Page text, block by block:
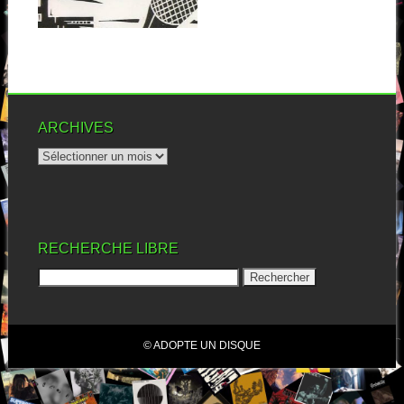
▶
ARCHIVES
RECHERCHE LIBRE
© ADOPTE UN DISQUE